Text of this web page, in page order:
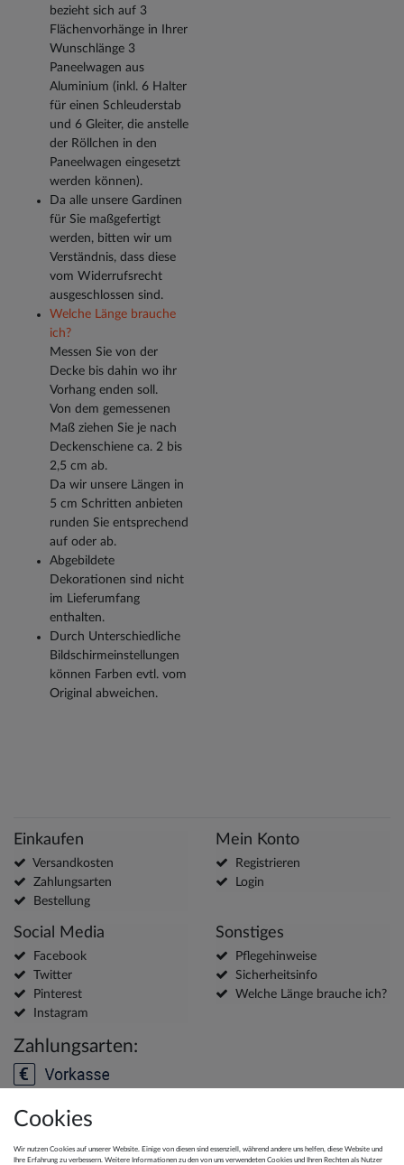
bezieht sich auf 3
Flächenvorhänge in Ihrer
Wunschlänge 3
Paneelwagen aus
Aluminium (inkl. 6 Halter
für einen Schleuderstab
und 6 Gleiter, die anstelle
der Röllchen in den
Paneelwagen eingesetzt
werden können).
Da alle unsere Gardinen
für Sie maßgefertigt
werden, bitten wir um
Verständnis, dass diese
vom Widerrufsrecht
ausgeschlossen sind.
Welche Länge brauche
ich?
Messen Sie von der
Decke bis dahin wo ihr
Vorhang enden soll.
Von dem gemessenen
Maß ziehen Sie je nach
Deckenschiene ca. 2 bis
2,5 cm ab.
Da wir unsere Längen in
5 cm Schritten anbieten
runden Sie entsprechend
auf oder ab.
Abgebildete
Dekorationen sind nicht
im Lieferumfang
enthalten.
Durch Unterschiedliche
Bildschirmeinstellungen
können Farben evtl. vom
Original abweichen.
Einkaufen
Versandkosten
Zahlungsarten
Bestellung
Mein Konto
Registrieren
Login
Social Media
Facebook
Twitter
Pinterest
Instagram
Sonstiges
Pflegehinweise
Sicherheitsinfo
Welche Länge brauche ich?
Zahlungsarten:
Versanddienstleister:
Cookies
Wir nutzen Cookies auf unserer Website. Einige von diesen sind essenziell, während andere uns helfen, diese Website und
Ihre Erfahrung zu verbessern. Weitere Informationen zu den von uns verwendeten Cookies und Ihren Rechten als Nutzer